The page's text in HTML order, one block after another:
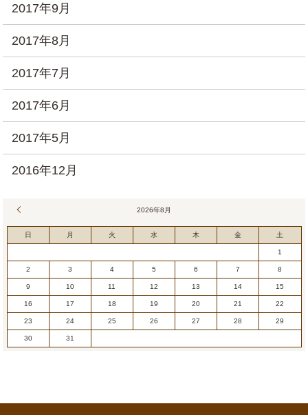
2017年9月
2017年8月
2017年7月
2017年6月
2017年5月
2016年12月
2026年8月
日 月 火 水 木 金 土
1
2 3 4 5 6 7 8
9 10 11 12 13 14 15
16 17 18 19 20 21 22
23 24 25 26 27 28 29
30 31